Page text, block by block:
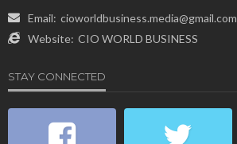
Email: cioworldbusiness.media@gmail.com
Website: CIO WORLD BUSINESS
STAY CONNECTED